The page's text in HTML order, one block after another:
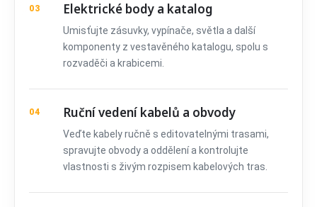
03 Elektrické body a katalog
Umisťujte zásuvky, vypínače, světla a další
komponenty z vestavěného katalogu, spolu s
rozvaděči a krabicemi.
04 Ruční vedení kabelů a obvody
Veďte kabely ručně s editovatelnými trasami,
spravujte obvody a oddělení a kontrolujte
vlastnosti s živým rozpisem kabelových tras.